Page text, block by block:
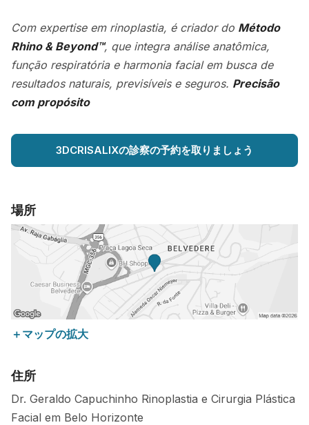
Com expertise em rinoplastia, é criador do Método
Rhino & Beyond™, que integra análise anatômica,
função respiratória e harmonia facial em busca de
resultados naturais, previsíveis e seguros. Precisão
com propósito
3DCRISALIXの診察の予約を取りましょう
場所
＋マップの拡大
住所
Dr. Geraldo Capuchinho Rinoplastia e Cirurgia Plástica
Facial em Belo Horizonte